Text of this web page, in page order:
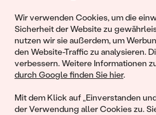
Wir verwenden Cookies, um die
Sicherheit der Website zu
nutzen wir sie außerdem, um
den Website-Traffic zu analysieren.
verbessern. Weitere Informationen
durch Google finden Sie hier.
Mit dem Klick auf „Einverstanden
der Verwendung aller Cookies zu.
Begleiten Sie uns!